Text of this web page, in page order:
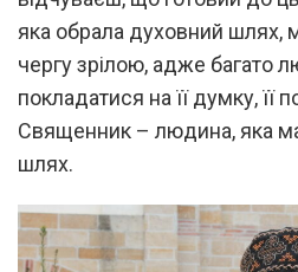
яка обрала духовний шлях,
чергу зрілою, адже багато
покладатися на її думку, її
Священник – людина, яка
шлях.